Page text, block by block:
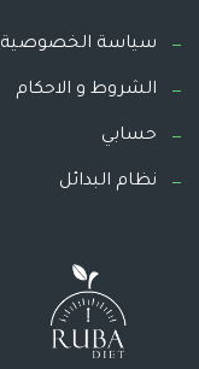
سياسة الخصوصية
الشروط و الاحكام
حسابي
نظام البدائل